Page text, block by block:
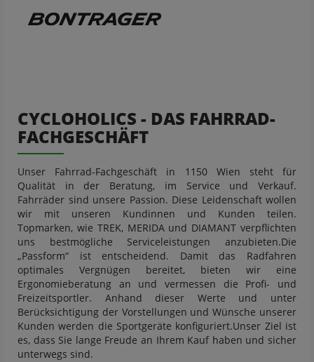
CYCLOHOLICS - DAS FAHRRAD-
FACHGESCHÄFT
Unser Fahrrad-Fachgeschäft in 1150 Wien steht für
Qualität in der Beratung, im Service und Verkauf.
Fahrräder sind unsere Passion. Diese Leidenschaft wollen
wir mit unseren Kundinnen und Kunden teilen.
Topmarken, wie TREK, MERIDA und DIAMANT verpflichten
uns bestmögliche Serviceleistungen anzubieten.Die
„Passform“ ist entscheidend. Damit das Radfahren
optimales Vergnügen bereitet, bieten wir eine
Ergonomieberatung an und vermessen die Profi- und
Freizeitsportler. Anhand dieser Werte und unter
Berücksichtigung der Vorstellungen und Wünsche unserer
Kunden werden die Sportgeräte konfiguriert.Unser Ziel ist
es, dass Sie lange Freude an Ihrem Kauf haben und sicher
unterwegs sind.